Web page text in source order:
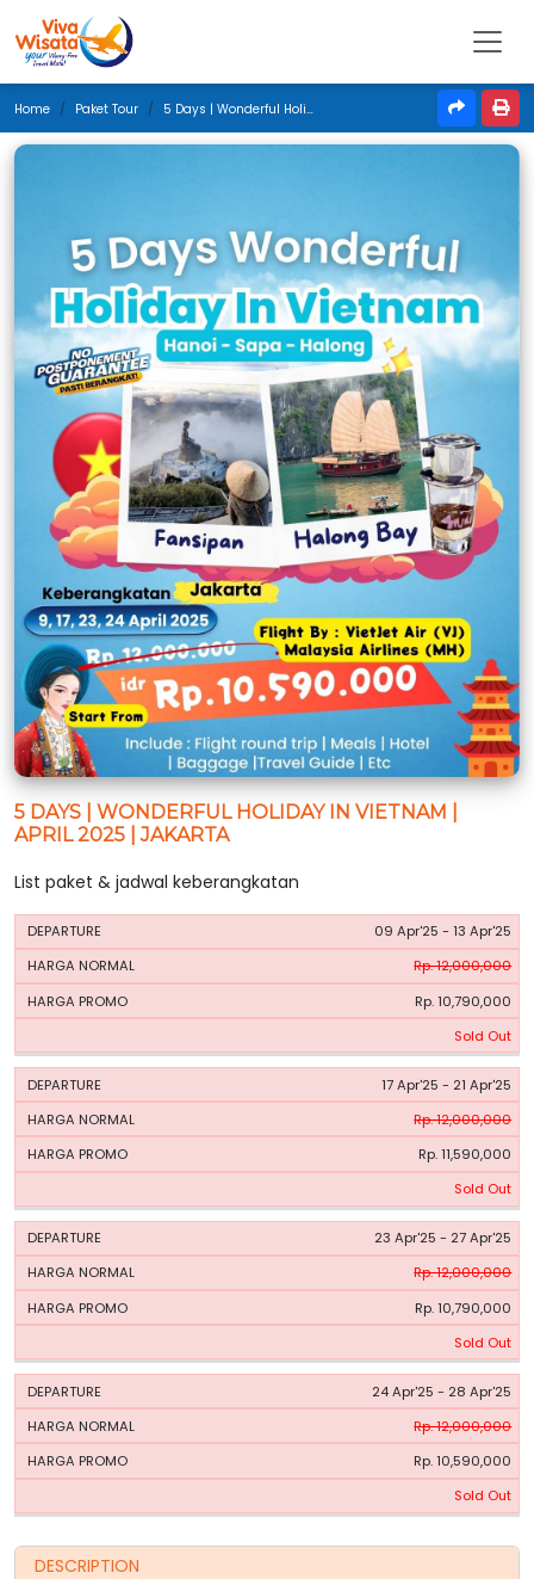
Home Paket Tour 5 Days | Wonderful Holiday In Vietnam | April 2025 | Jakarta
5 DAYS | WONDERFUL HOLIDAY IN VIETNAM |
APRIL 2025 | JAKARTA
List paket & jadwal keberangkatan
PERIODE
HARGA
09 Apr'25 - 13 Apr'25
Rp. 12,000,000
Rp. 10,790,000
Sold Out
17 Apr'25 - 21 Apr'25
Rp. 12,000,000
Rp. 11,590,000
Sold Out
23 Apr'25 - 27 Apr'25
Rp. 12,000,000
Rp. 10,790,000
Sold Out
24 Apr'25 - 28 Apr'25
Rp. 12,000,000
Rp. 10,590,000
Sold Out
DESCRIPTION